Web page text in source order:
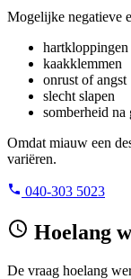
Mogelijke negatieve
hartkloppingen
kaakklemmen
onrust of angst
slecht slapen
somberheid na
Omdat miauw een
variëren.
040-303 5023
Hoelang
De vraag hoelang